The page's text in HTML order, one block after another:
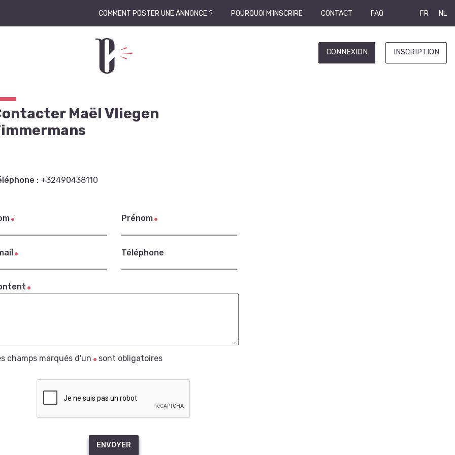
COMMENT POSTER UNE ANNONCE ? POURQUOI M'INSCRIRE CONTACT FAQ FR NL
CONNEXION INSCRIPTION
Maël Vliegen
: +32490438110
Prénom
Téléphone
champs marqués d'un sont obligatoires
ENVOYER